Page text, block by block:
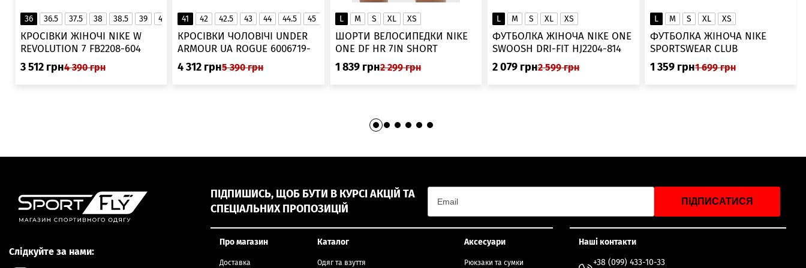
36 36.5 37.5 38 38.5 39 40 40.5
41
▲
КРОСІВКИ ЖІНОЧІ NIKE W
REVOLUTION 7 FB2208-604
3 512 грн4 390 грн
41 42 42.5 43 44 44.5 45 45.5
46
▲
КРОСІВКИ ЧОЛОВІЧІ UNDER
ARMOUR UA ROGUE 6006719-
025
4 312 грн5 390 грн
L M S XL XS
ШОРТИ ВЕЛОСИПЕДКИ NIKE
ONE DF HR 7IN SHORT
DV9022-010
1 839 грн2 299 грн
L M S XL XS
ФУТБОЛКА ЖІНОЧА NIKE ONE
SWOOSH DRI-FIT HJ2204-814
2 079 грн2 599 грн
L M S XL XS
ФУТБОЛКА ЖІНОЧА NIKE
SPORTSWEAR CLUB
ESSENTIALS DX7902-286
1 359 грн1 699 грн
Слідкуйте за нами:
ПІДПИШИСЬ, ЩОБ БУТИ В КУРСІ АКЦІЙ ТА
СПЕЦІАЛЬНИХ ПРОПОЗИЦІЙ
ПІДПИСАТИСЯ
Про магазин
Доставка
Каталог
Одяг та взуття
Аксесуари
Рюкзаки та сумки
Наші контакти
+38 (099) 433-10-33